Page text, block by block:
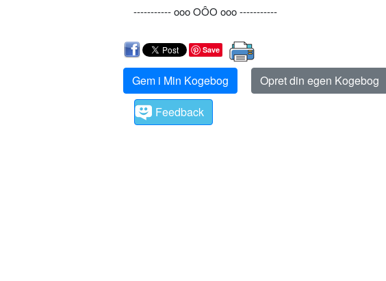
----------- ooo OÔO ooo -----------
Save
Gem i Min Kogebog Opret din egen Kogebog
Feedback